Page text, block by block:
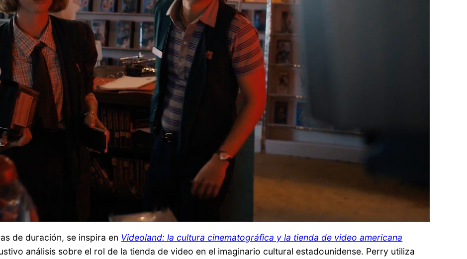
de duración, se inspira en Videoland: la cultura cinematográfica y la tienda de video americana
análisis sobre el rol de la tienda de video en el imaginario cultural estadounidense. Perry utiliza